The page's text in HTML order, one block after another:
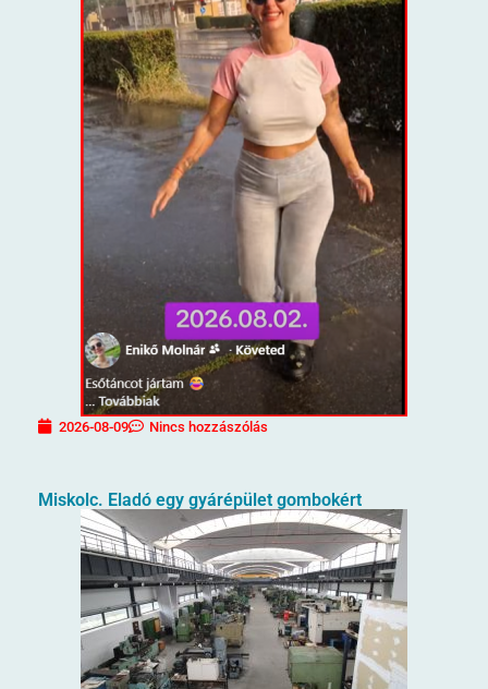
2026-08-09 Nincs hozzászólás
Miskolc. Eladó egy gyárépület gombokért